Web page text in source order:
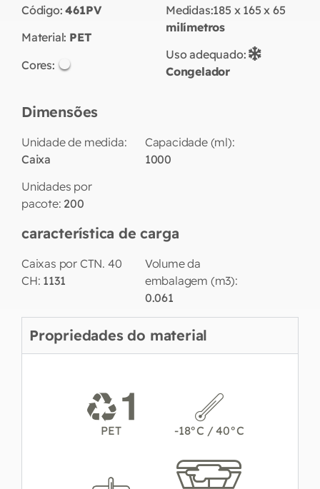
Código:461PV
Material: PET
Cores:
Medidas:185 x 165 x 65
milímetros
Uso adequado:
Congelador
Dimensões
Unidade de medida:
Caixa
Unidades por
pacote: 200
Capacidade (ml):
1000
característica de carga
Caixas por CTN. 40
CH: 1131
Volume da
embalagem (m3):
0.061
Propriedades do material
PET -18°C / 40°C